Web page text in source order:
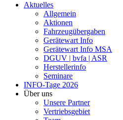
Aktuelles
Allgemein
Aktionen
Fahrzeugübergaben
Gerätewart Info
Gerätewart Info MSA
DGUV | bvfa | ASR
Herstellerinfo
Seminare
INFO-Tage 2026
Über uns
Unsere Partner
Vertriebsgebiet